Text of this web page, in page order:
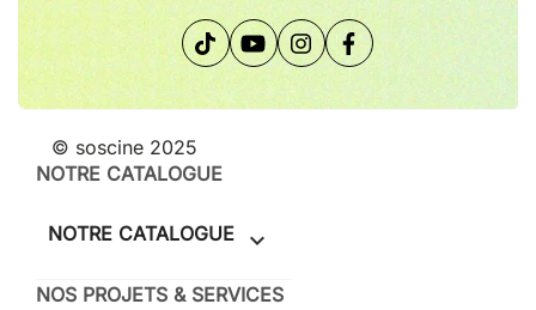
Ouverture maximum : f1.4
Ouverture minimum : f22
Distance de mise au point minimum : 0,45m à l'infini
© soscine 2025
NOTRE CATALOGUE
NOTRE CATALOGUE 
NOS PROJETS & SERVICES